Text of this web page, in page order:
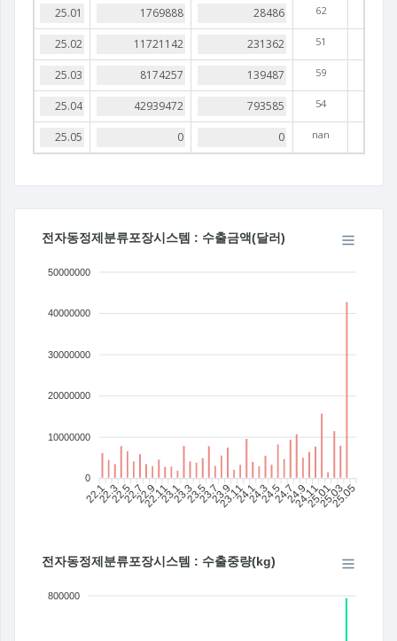
62
51
59
54
nan
전자동정제분류포장시스템 : 수출금액(달러)
50000000
40000000
30000000
20000000
10000000
0
22.122.322.522.722.9
22.1123.123.323.523.723.9
23.1124.124.324.524.724.9
24.1125.0125.03
25.05
전자동정제분류포장시스템 : 수출중량(kg)
800000